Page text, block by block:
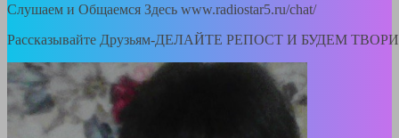
Слушаем и Общаемся Здесь www.radiostar5.ru/chat/
Рассказывайте Друзьям-ДЕЛАЙТЕ РЕПОСТ И БУДЕМ